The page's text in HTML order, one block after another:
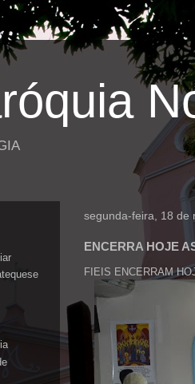
segunda-feira, 18 de
ENCERRA HOJE
FIEIS ENCERRAM